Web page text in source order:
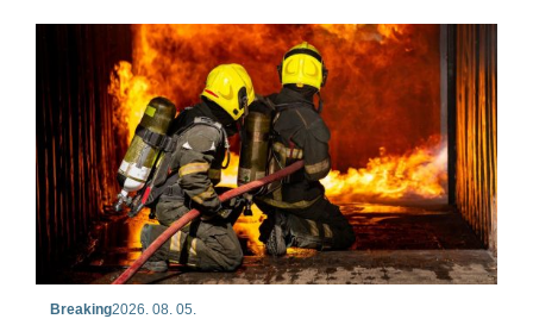
Breaking2026. 08. 05.